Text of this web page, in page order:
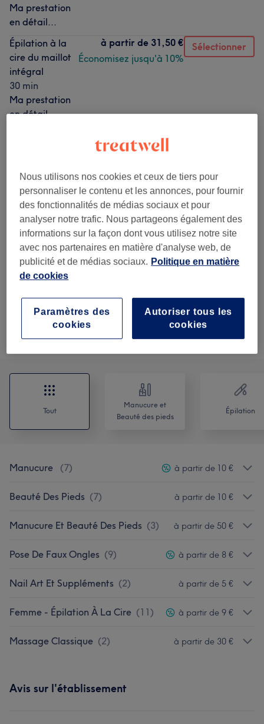
Ma prestation
en détail...
Épilation à la
cire du maillot
intégral
30 min
Ma prestation
en détail...
à partir de 31,50 €
Économisez jusqu'à 10%
Sélectionner
Ma prestation en détail...
Économisez jusqu'à 10%
Épilation à la
cire des sourcils
15 min
en détail...
à partir de
Économisez jusqu'à 10%
Sélectionner
Épilation à la cire du visage
Ma prestation en détail...
Recherchez dans notre liste de prestations
Tout
Manucure et
Beauté des pieds
Épilation
Manucure (7) à partir de 10 €
Beauté Des Pieds (7) à partir de 10 €
Manucure Et Beauté Des Pieds (3) à partir de 50 €
Pose De Faux Ongles (9) à partir de 8 €
Nail Art Et Suppléments (2) à partir de 5 €
Femme - Épilation À La Cire (11) à partir de 9 €
Massage Classique (2) à partir de 30 €
Avis sur l'établissement
Nous utilisons nos cookies et ceux de tiers pour
personnaliser le contenu et les annonces, pour fournir
des fonctionnalités de médias sociaux et pour
analyser notre trafic. Nous partageons également des
informations sur la façon dont vous utilisez notre site
avec nos partenaires en matière d'analyse web, de
publicité et de médias sociaux. Politique en matière
de cookies
Autoriser tous les
cookies
Paramètres des
cookies